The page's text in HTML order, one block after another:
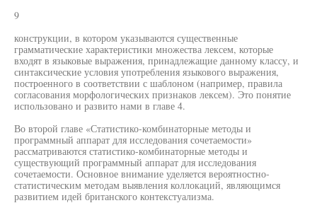
9
конструкции, в котором указываются существенные
грамматические характеристики множества лексем, которые
входят в языковые выражения, принадлежащие данному классу, и
синтаксические условия употребления языкового выражения,
построенного в соответствии с шаблоном (например, правила
согласования морфологических признаков лексем). Это понятие
использовано и развито нами в главе 4.
Во второй главе «Статистико-комбинаторные методы и
программный аппарат для исследования сочетаемости»
рассматриваются статистико-комбинаторные методы и
существующий программный аппарат для исследования
сочетаемости. Основное внимание уделяется вероятностно-
статистическим методам выявления коллокаций, являющимся
развитием идей британского контекстуализма.